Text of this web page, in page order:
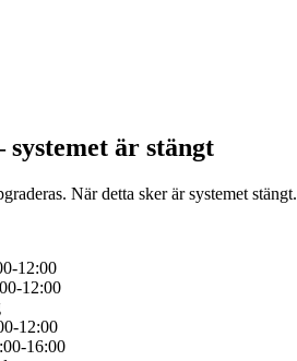
systemet är stängt
När detta sker är systemet stängt.
12:00
12:00
12:00
16:00